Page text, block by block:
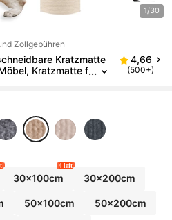
1/30
Zollgebühren
Kratzmatte
Kratzmatte f
Stuhl
4,66
(500+)
30x100cm
4 left
30x200cm
50x100cm 50x200cm